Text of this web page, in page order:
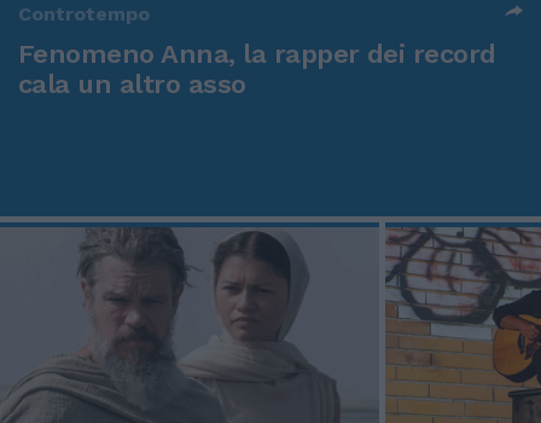
Controtempo
Fenomeno Anna, la rapper dei record
cala un altro asso